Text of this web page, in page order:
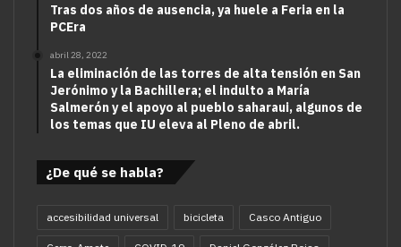
Tras dos años de ausencia, ya huele a Feria en la
PCEra
abril 28, 2022
La eliminación de las torres de alta tensión en San
Jerónimo y la Bachillera; el indulto a María
Salmerón y el apoyo al pueblo saharaui, algunos de
los temas que IU eleva al Pleno de abril.
¿De qué se habla?
accesibilidad universal bicicleta Casco Antiguo